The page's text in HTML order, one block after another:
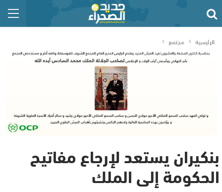
الرئيسية مجتمع
بنكيران يستعد لإرجاع مفاتيح
الحكومة إلى الملك